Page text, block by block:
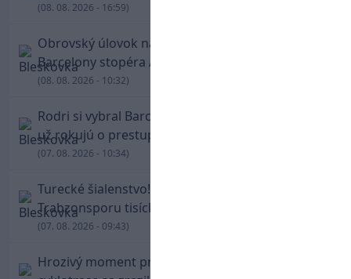
(08. 08. 2026 - 16:59)
Obrovský úlovok na Anfielde: Liverpool získal z
Barcelony stopéra Arauja
(08. 08. 2026 - 10:32)
Rodri si vybral Barcelonu a odmietol Real. Kluby
už rokujú o prestupovej čiastke
(07. 08. 2026 - 10:34)
Turecké šialenstvo! Salaha vítali na štadióne
Trabzonsporu tisícky fanúšikov
(07. 08. 2026 - 09:43)
Hrozivý moment pre Zdena Cháru! Na